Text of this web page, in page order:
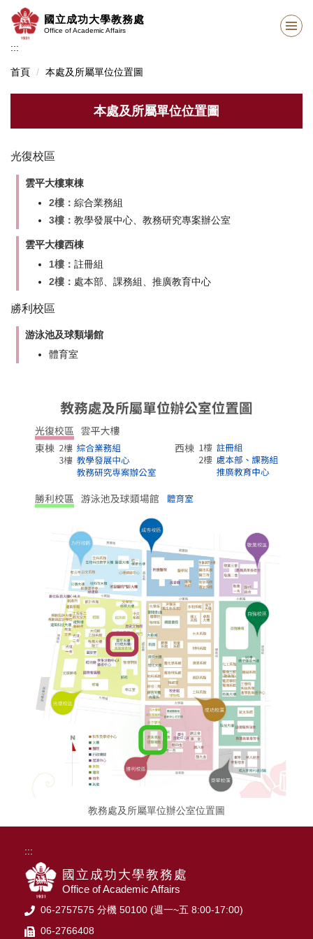
到
要
內
國立成功大學教務處
Office of Academic Affairs
:::
首頁 本處及所屬單位位置圖
本處及所屬單位位置圖
光復校區
雲平大樓東棟
2樓： 綜合業務組
3樓： 教學發展中心、教務研究專案辦公室
雲平大樓西棟
1樓： 註冊組
2樓： 處本部、課務組、推廣教育中心
勝利校區
游泳池及球類場館
體育室
教務處及所屬單位辦公室位置圖
:::
國立成功大學教務處
Office of Academic Affairs
06-2757575 分機 50100 (週一~五 8:00-17:00)
06-2766408